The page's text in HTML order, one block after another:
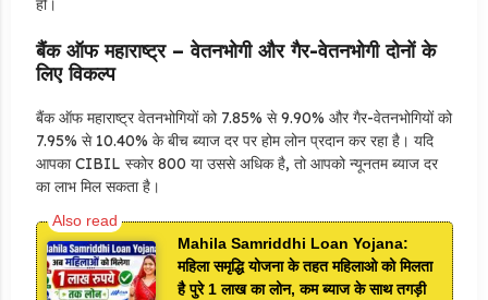
हो।
बैंक ऑफ महाराष्ट्र – वेतनभोगी और गैर-वेतनभोगी दोनों के
लिए विकल्प
बैंक ऑफ महाराष्ट्र वेतनभोगियों को 7.85% से 9.90% और गैर-वेतनभोगियों को
7.95% से 10.40% के बीच ब्याज दर पर होम लोन प्रदान कर रहा है। यदि
आपका CIBIL स्कोर 800 या उससे अधिक है, तो आपको न्यूनतम ब्याज दर
का लाभ मिल सकता है।
Mahila Samriddhi Loan Yojana:
महिला समृद्धि योजना के तहत महिलाओ को मिलता
है पुरे 1 लाख का लोन, कम ब्याज के साथ तगड़ी